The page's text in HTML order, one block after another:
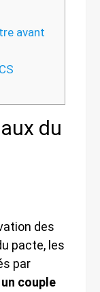
avant
du
des
pacte, les
par
couple